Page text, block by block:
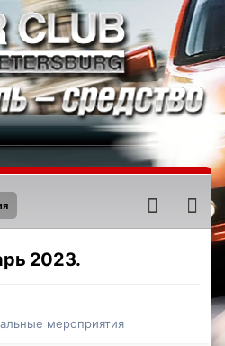
2023.
мероприятия